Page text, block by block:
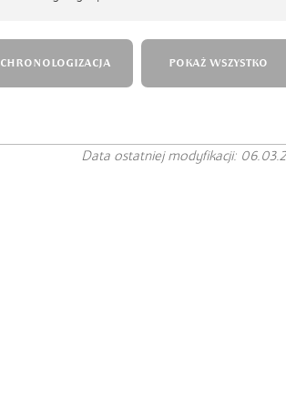
CHRONOLOGIZACJA POKAŻ WSZYSTKO
Data ostatniej modyfikacji: